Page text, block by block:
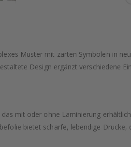
Muster mit zarten Symbolen in
Design ergänzt verschiedene
mit oder ohne Laminierung
bietet scharfe, lebendige Drucke,